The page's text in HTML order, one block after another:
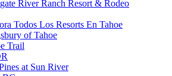
River Ranch Resort & Rodeo
Todos Los Resorts En Tahoe
of Tahoe
Trail
at Sun River